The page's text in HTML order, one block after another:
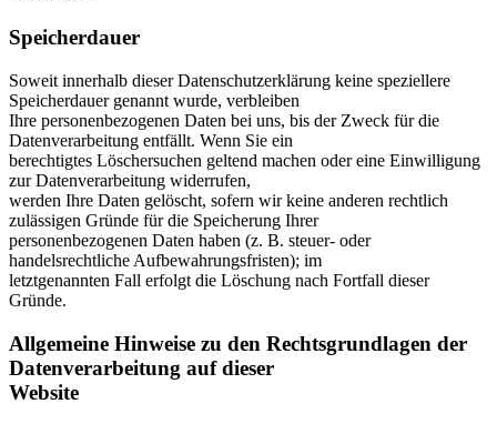
Speicherdauer
Soweit innerhalb dieser Datenschutzerklärung keine speziellere
Speicherdauer genannt wurde, verbleiben
Ihre personenbezogenen Daten bei uns, bis der Zweck für die
Datenverarbeitung entfällt. Wenn Sie ein
berechtigtes Löschersuchen geltend machen oder eine Einwilligung
zur Datenverarbeitung widerrufen,
werden Ihre Daten gelöscht, sofern wir keine anderen rechtlich
zulässigen Gründe für die Speicherung Ihrer
personenbezogenen Daten haben (z. B. steuer- oder
handelsrechtliche Aufbewahrungsfristen); im
letztgenannten Fall erfolgt die Löschung nach Fortfall dieser
Gründe.
Allgemeine Hinweise zu den Rechtsgrundlagen der
Datenverarbeitung auf dieser
Website